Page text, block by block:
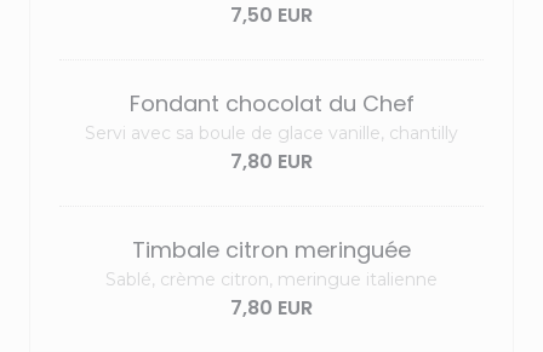
7,50 EUR
Fondant chocolat du Chef
Servi avec sa boule de glace vanille, chantilly
7,80 EUR
Timbale citron meringuée
Sablé, crème citron, meringue italienne
7,80 EUR